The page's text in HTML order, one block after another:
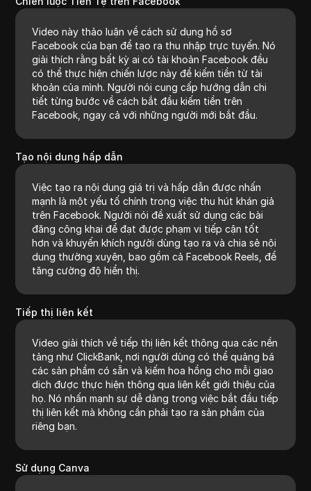
Video này thảo luận về cách sử dụng hồ sơ
Facebook của bạn để tạo ra thu nhập trực tuyến. Nó
giải thích rằng bất kỳ ai có tài khoản Facebook đều
có thể thực hiện chiến lược này để kiếm tiền từ tài
khoản của mình. Người nói cung cấp hướng dẫn chi
tiết từng bước về cách bắt đầu kiếm tiền trên
Facebook, ngay cả với những người mới bắt đầu.
Tạo nội dung hấp dẫn
Việc tạo ra nội dung giá trị và hấp dẫn được nhấn
mạnh là một yếu tố chính trong việc thu hút khán giả
trên Facebook. Người nói đề xuất sử dụng các bài
đăng công khai để đạt được phạm vi tiếp cận tốt
hơn và khuyến khích người dùng tạo ra và chia sẻ nội
dung thường xuyên, bao gồm cả Facebook Reels, để
tăng cường độ hiển thị.
Tiếp thị liên kết
Video giải thích về tiếp thị liên kết thông qua các nền
tảng như ClickBank, nơi người dùng có thể quảng bá
các sản phẩm có sẵn và kiếm hoa hồng cho mỗi giao
dịch được thực hiện thông qua liên kết giới thiệu của
họ. Nó nhấn mạnh sự dễ dàng trong việc bắt đầu tiếp
thị liên kết mà không cần phải tạo ra sản phẩm của
riêng bạn.
Sử dụng Canva